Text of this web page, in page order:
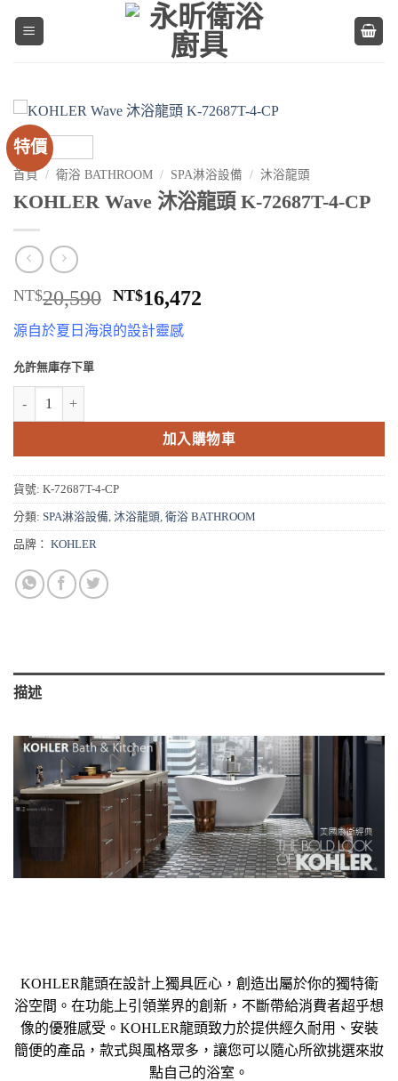
特價
首頁 / 衛浴 BATHROOM / SPA淋浴設備 / 沐浴龍頭
KOHLER Wave 沐浴龍頭 K-72687T-4-CP
NT$20,590 原
始
價
NT$16,472
源自於夏日海浪的設計靈感
允許無庫存下單
加入購物車
貨號: K-72687T-4-CP
分類: SPA淋浴設備 沐浴龍頭 衛浴 BATHROOM
品牌： KOHLER
描述
KOHLER龍頭在設計上獨具匠心，創造出屬於你的獨特衛
浴空間。在功能上引領業界的創新，不斷帶給消費者超乎想
像的優雅感受。KOHLER龍頭致力於提供經久耐用、安裝
簡便的產品，款式與風格眾多，讓您可以隨心所欲挑選來妝
點自己的浴室。